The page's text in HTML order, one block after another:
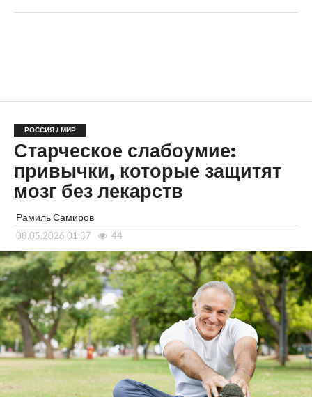
РОССИЯ / МИР
Старческое слабоумие:
привычки, которые защитят
мозг без лекарств
Рамиль Самиров
08.05.2026 01:37 44